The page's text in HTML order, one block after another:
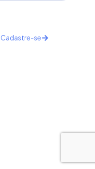
Cadastre-se